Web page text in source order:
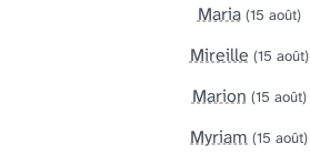
Maria (15 août)
Mireille (15 août)
Marion (15 août)
Myriam (15 août)